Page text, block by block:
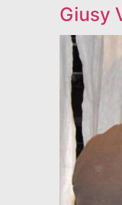
Giusy